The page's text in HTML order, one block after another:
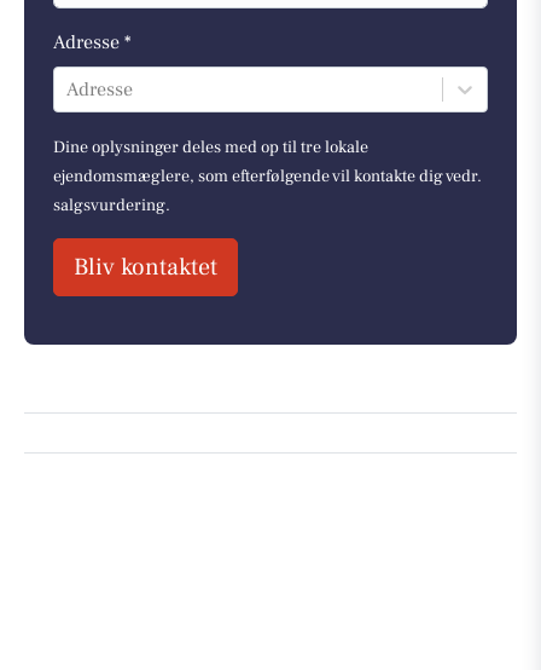
Adresse *
Adresse
Dine oplysninger deles med op til tre lokale
ejendomsmæglere, som efterfølgende vil kontakte dig vedr.
salgsvurdering.
Bliv kontaktet